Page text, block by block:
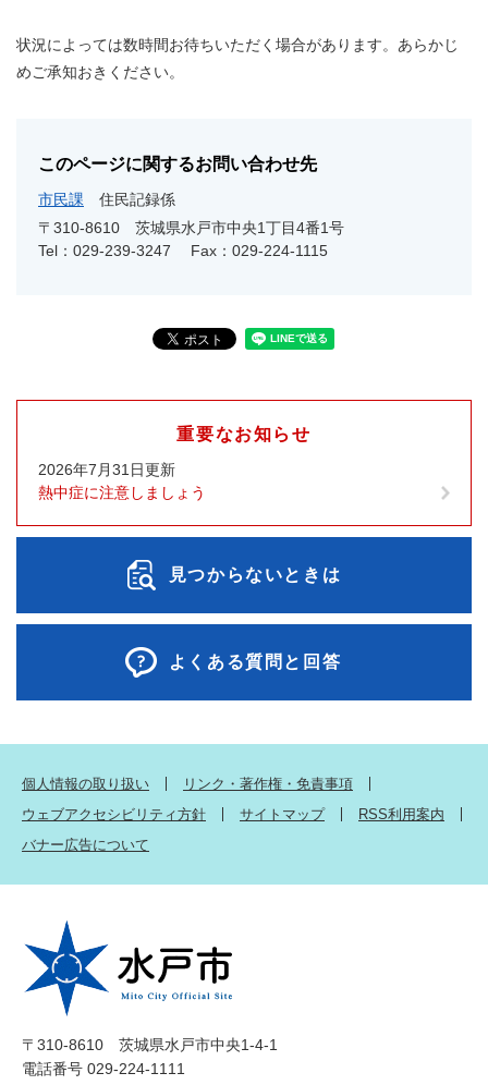
状況によっては数時間お待ちいただく場合があります。あらかじ
めご承知おきください。
このページに関するお問い合わせ先
市民課
住民記録係
〒310-8610
茨城県水戸市中央1丁目4番1号
Tel：029-239-3247
Fax：029-224-1115
重要なお知らせ
2026年7月31日更新
熱中症に注意しましょう
見つからないときは
よくある質問と回答
個人情報の取り扱い
リンク・著作権・免責事項
ウェブアクセシビリティ方針
サイトマップ
RSS利用案内
バナー広告について
〒310-8610 茨城県水戸市中央1-4-1
電話番号 029-224-1111